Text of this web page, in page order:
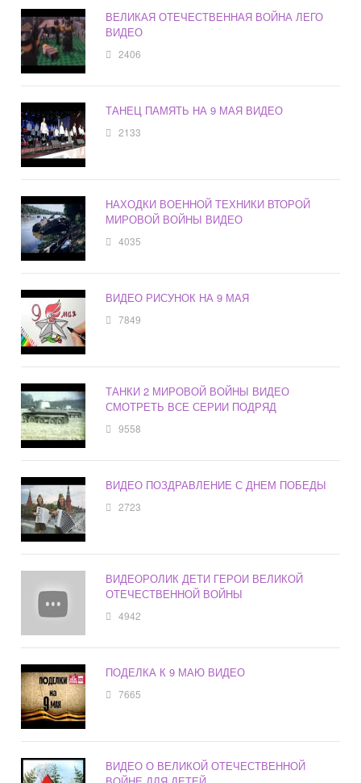
ВЕЛИКАЯ ОТЕЧЕСТВЕННАЯ ВОЙНА ЛЕГО
ВИДЕО
2406
ТАНЕЦ ПАМЯТЬ НА 9 МАЯ ВИДЕО
2133
НАХОДКИ ВОЕННОЙ ТЕХНИКИ ВТОРОЙ
МИРОВОЙ ВОЙНЫ ВИДЕО
4035
ВИДЕО РИСУНОК НА 9 МАЯ
7849
ТАНКИ 2 МИРОВОЙ ВОЙНЫ ВИДЕО
СМОТРЕТЬ ВСЕ СЕРИИ ПОДРЯД
9558
ВИДЕО ПОЗДРАВЛЕНИЕ С ДНЕМ ПОБЕДЫ
2723
ВИДЕОРОЛИК ДЕТИ ГЕРОИ ВЕЛИКОЙ
ОТЕЧЕСТВЕННОЙ ВОЙНЫ
4942
ПОДЕЛКА К 9 МАЮ ВИДЕО
7665
ВИДЕО О ВЕЛИКОЙ ОТЕЧЕСТВЕННОЙ